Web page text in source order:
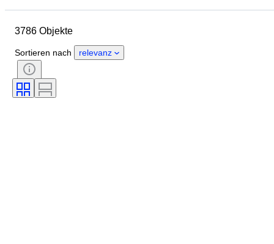
Herkunftsland
Geschlecht
Zustand
Zertifikat
Farbe
Accessoires enthalten
Epoche
3786 Objekte
Sortieren nach relevanz